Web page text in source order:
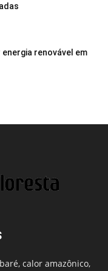
renovável em
calor amazônico,